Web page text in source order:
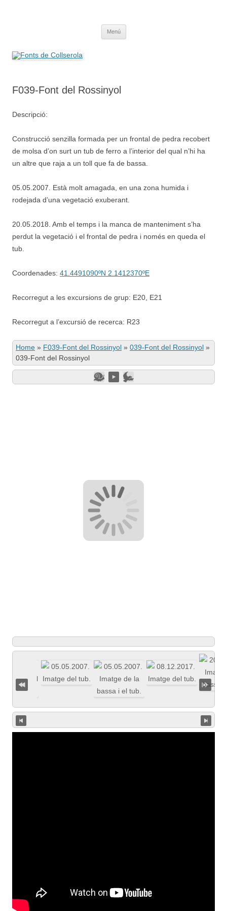
Menú
F039-Font del Rossinyol
Descripció:
Construcció senzilla formada per un frontal de pedra recobert
de molsa d’on surt un tub de ferro a l’interior del qual n’hi ha
un altre que raja a un toll que fa de bassa.
05.05.2007. Està molt amagada, en una zona humida i
rodejada d’una vegetació exuberant.
20.05.2018. Amb el temps i la manca de manteniment s’ha
perdut la vegetació i el frontal de pedra i només en queda el
tub.
Coordenades: 41.4491090ºN 2.1412370ºE
Recorregut a les excursions de grup: E20, E21
Recorregut a l’excursió de recerca: R23
Home » F039-Font del Rossinyol » 039-Font del Rossinyol »
039-Font del Rossinyol